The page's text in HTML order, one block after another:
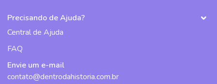
Precisando de Ajuda?
Central de Ajuda
FAQ
Envie um e-mail
contato@dentrodahistoria.com.br